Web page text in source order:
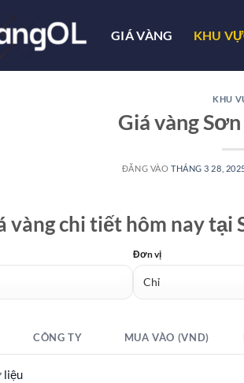
GIÁ VÀNG KHU
KHU
Giá vàng
ĐĂNG VÀO THÁNG 3 28,
vàng chi tiết hôm nay tại
Đơn vị
CÔNG TY MUA VÀO (VND)
liệu